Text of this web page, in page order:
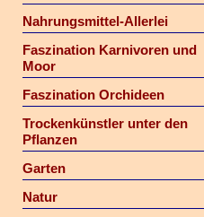
Nahrungsmittel-Allerlei
Faszination Karnivoren und
Moor
Faszination Orchideen
Trockenkünstler unter den
Pflanzen
Garten
Natur